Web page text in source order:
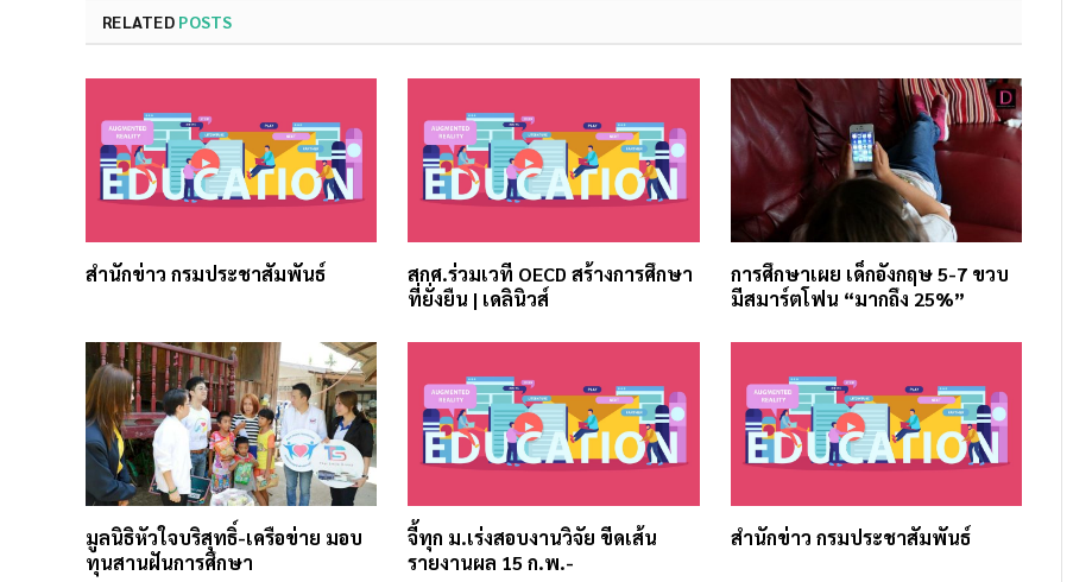
RELATED POSTS
สำนักข่าว กรมประชาสัมพันธ์
สกศ.ร่วมเวที OECD สร้างการศึกษา
ที่ยั่งยืน | เดลินิวส์
การศึกษาเผย เด็กอังกฤษ 5-7 ขวบ
มีสมาร์ตโฟน “มากถึง 25%”
มูลนิธิหัวใจบริสุทธิ์-เครือข่าย มอบ
ทุนสานฝันการศึกษา
จี้ทุก ม.เร่งสอบงานวิจัย ขีดเส้น
รายงานผล 15 ก.พ.-
สำนักข่าว กรมประชาสัมพันธ์